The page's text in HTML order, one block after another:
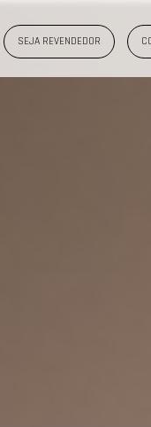
SEJA REVENDEDOR